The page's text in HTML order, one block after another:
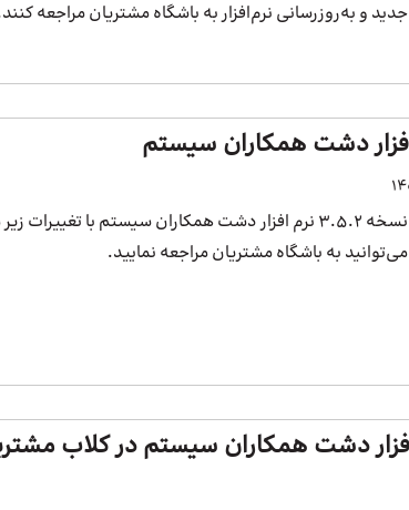
جدید و به‌روزرسانی نرم‌افزار به باشگاه مشتریان مراجعه
نسخه 3.5.2 نرم افزار دشت همکاران سیستم با
می‌توانید به باشگاه مشتریان مراجعه نمایید.